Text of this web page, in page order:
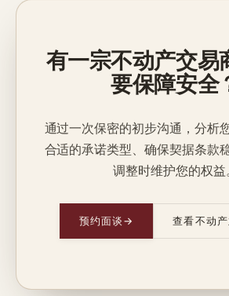
有一宗不动产交易
要保障安全
通过一次保密的初步沟通，分析
合适的承诺类型、确保契据条款
调整时维护您的权益
预约面谈→ 查看不动